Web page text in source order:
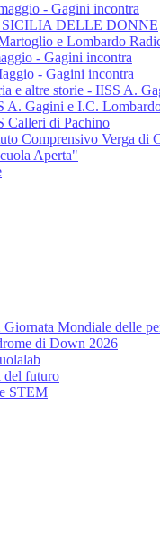
- Gagini incontra
DELLE DONNE
e Lombardo
- Gagini incontra
- Gagini incontra
e altre storie - IISS A.
A. Gagini e I.C.
Calleri di Pachino
Comprensivo Verga di
Aperta"
Mondiale delle
di Down 2026
del futuro
STEM